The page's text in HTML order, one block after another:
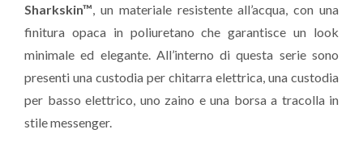
Sharkskin™ , un materiale resistente all’acqua, con una
finitura opaca in poliuretano che garantisce un look
minimale ed elegante. All’interno di questa serie sono
presenti una custodia per chitarra elettrica, una custodia
per basso elettrico, uno zaino e una borsa a tracolla in
stile messenger.